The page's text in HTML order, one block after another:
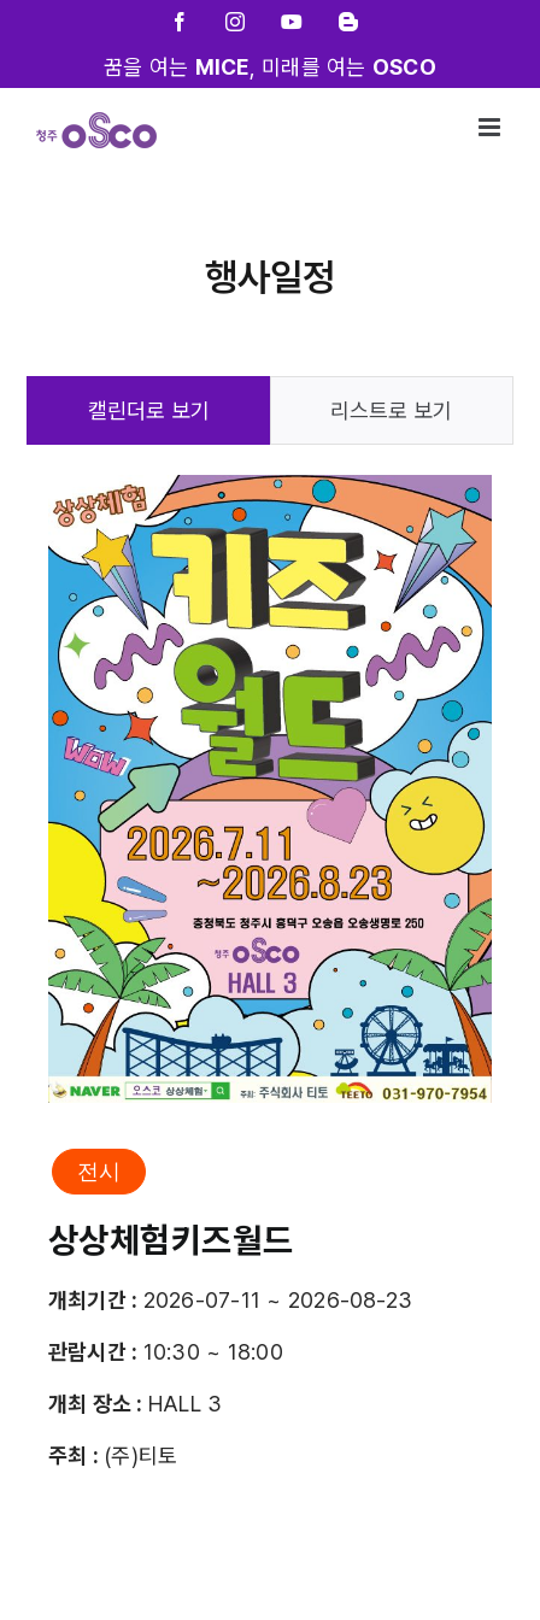
FacebookInstagramYouTubeBlogger
꿈을 여는 MICE , 미래를 여는 OSCO
행사일정
캘린더로 보기 리스트로 보기
전시
상상체험키즈월드
개최기간 : 2026-07-11 ~ 2026-08-23
관람시간 : 10:30 ~ 18:00
개최 장소 : HALL 3
주최 : (주)티토